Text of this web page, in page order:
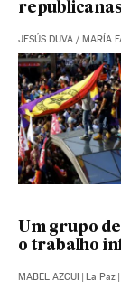
JESÚS DUVA / MARÍA
Um grupo
o trabalho
MABEL AZCUI La Paz